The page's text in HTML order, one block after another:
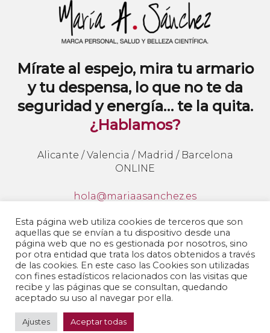
Mírate al espejo, mira tu armario
y tu despensa, lo que no te da
seguridad y energía… te la quita.
¿Hablamos?
Alicante / Valencia / Madrid / Barcelona
ONLINE
hola@mariaasanchez.es
Sígueme en redes y entérate de todo lo que
publico:
Esta página web utiliza cookies de terceros que son
aquellas que se envían a tu dispositivo desde una
página web que no es gestionada por nosotros, sino
por otra entidad que trata los datos obtenidos a través
de las cookies. En este caso las Cookies son utilizadas
con fines estadísticos relacionados con las visitas que
recibe y las páginas que se consultan, quedando
aceptado su uso al navegar por ella.
Ajustes Aceptar todas